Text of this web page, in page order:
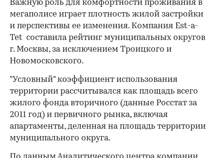
Важную роль для комфортности проживания в
мегаполисе играет плотность жилой застройки
и перспективы ее изменения. Компания Est-a-
Tet составила рейтинг муниципальных округов
г. Москвы, за исключением Троицкого и
Новомосковского.
"Условный" коэффициент использования
территории рассчитывался как площадь всего
жилого фонда вторичного (данные Росстат за
2011 год) и первичного рынка, включая
апартаменты, деленная на площадь территории
муниципального округа.